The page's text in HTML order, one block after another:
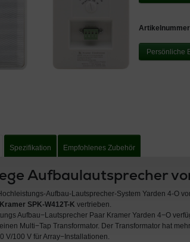
Persönliche
Spezifikation Empfohlenes Zubehör
Aufbaulautsprecher
Aufbau-Lautsprecher-System Yarden 4-O
Kramer SPK-W412T-K vertrieben.
Aufbau−Lautsprecher Paar Kramer Yarden 4−O
Multi−Tap Transformator. Der Transformator hat
V/100 V für Array−Installationen.